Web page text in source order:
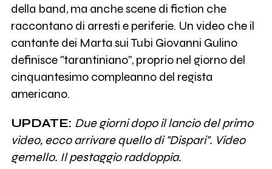
della band, ma anche scene di fiction che
raccontano di arresti e periferie. Un video che il
cantante dei Marta sui Tubi Giovanni Gulino
definisce "tarantiniano", proprio nel giorno del
cinquantesimo compleanno del regista
americano.
UPDATE: Due giorni dopo il lancio del primo
video, ecco arrivare quello di "Dispari". Video
gemello. Il pestaggio raddoppia.